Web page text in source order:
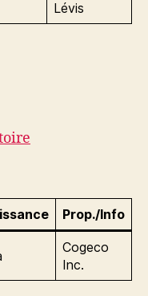
Lévis
Prop./Info
Cogeco
Inc.